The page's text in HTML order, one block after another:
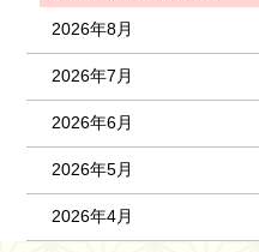
2026年8月
2026年7月
2026年6月
2026年5月
2026年4月